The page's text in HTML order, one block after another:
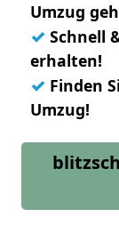
Umzug
✓ Schnell
erhalten!
✓ Finden
Umzug!